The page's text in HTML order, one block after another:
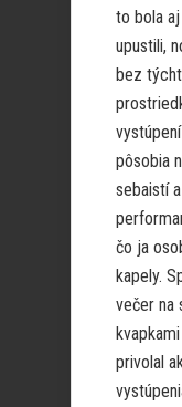
to bola
upustili,
bez
pôsobia
sebaistí
čo ja
kapely.
večer na
privolal